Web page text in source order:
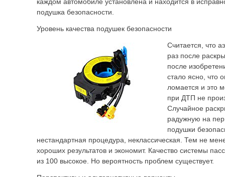
подушка безопасности.
Уровень качества подушек безопасности
Считается, что
раз после
после
стало ясно, что
ломается и это
при ДТП не
Случайное
радужную на
подушки
нестандартная процедура, неклассическая. Тем не
хороших результатов и экономит. Качество системы
из 100 высокое. Но вероятность проблем существует.